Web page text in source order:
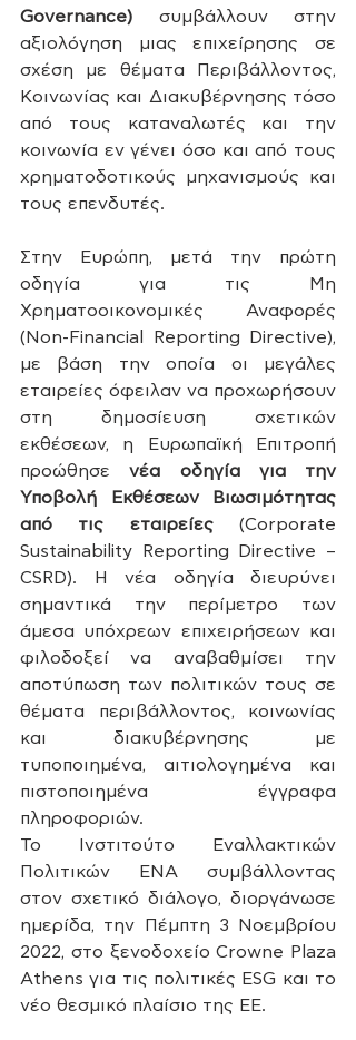
Governance) συμβάλλουν στην
αξιολόγηση μιας επιχείρησης σε
σχέση με θέματα Περιβάλλοντος,
Κοινωνίας και Διακυβέρνησης τόσο
από τους καταναλωτές και την
κοινωνία εν γένει όσο και από τους
χρηματοδοτικούς μηχανισμούς και
τους επενδυτές.
Στην Ευρώπη, μετά την πρώτη
οδηγία για τις Μη
Χρηματοοικονομικές Αναφορές
(Non-Financial Reporting Directive),
με βάση την οποία οι μεγάλες
εταιρείες όφειλαν να προχωρήσουν
στη δημοσίευση σχετικών
εκθέσεων, η Ευρωπαϊκή Επιτροπή
προώθησε νέα οδηγία για την
Υποβολή Εκθέσεων Βιωσιμότητας
από τις εταιρείες (Corporate
Sustainability Reporting Directive –
CSRD). Η νέα οδηγία διευρύνει
σημαντικά την περίμετρο των
άμεσα υπόχρεων επιχειρήσεων και
φιλοδοξεί να αναβαθμίσει την
αποτύπωση των πολιτικών τους σε
θέματα περιβάλλοντος, κοινωνίας
και διακυβέρνησης με
τυποποιημένα, αιτιολογημένα και
πιστοποιημένα έγγραφα
πληροφοριών.
Το Ινστιτούτο Εναλλακτικών
Πολιτικών ΕΝΑ συμβάλλοντας
στον σχετικό διάλογο, διοργάνωσε
ημερίδα, την Πέμπτη 3 Νοεμβρίου
2022, στο ξενοδοχείο Crowne Plaza
Athens για τις πολιτικές ESG και το
νέο θεσμικό πλαίσιο της ΕΕ.